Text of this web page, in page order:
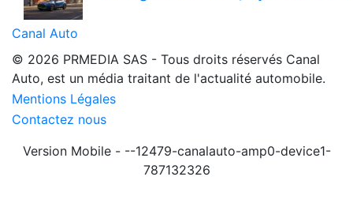
Canal Auto
© 2026 PRMEDIA SAS - Tous droits réservés Canal
Auto, est un média traitant de l'actualité automobile.
Mentions Légales
Contactez nous
Version Mobile - --12479-canalauto-amp0-device1-
787132326